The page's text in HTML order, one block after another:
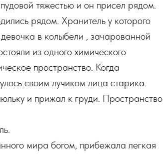
тяжестью и он присел рядом.
рядом. Хранитель у которого
в колыбели , зачарованной
из одного химического
пространство. Когда
своим лучиком лица старика.
и прижал к груди. Пространство
мира богом, прибежала легкая